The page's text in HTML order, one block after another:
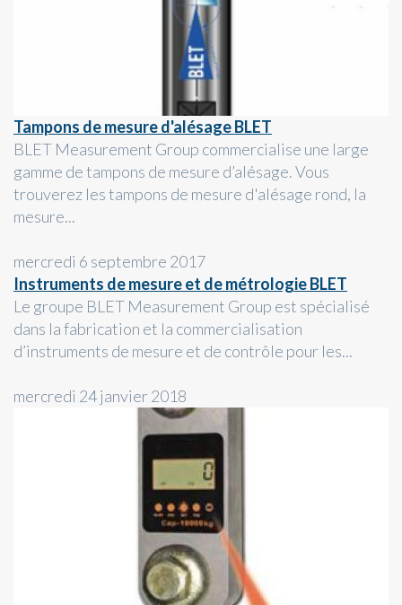
Tampons de mesure d'alésage BLET
BLET Measurement Group commercialise une large
gamme de tampons de mesure d’alésage. Vous
trouverez les tampons de mesure d'alésage rond, la
mesure...
mercredi 6 septembre 2017
Instruments de mesure et de métrologie BLET
Le groupe BLET Measurement Group est spécialisé
dans la fabrication et la commercialisation
d’instruments de mesure et de contrôle pour les...
mercredi 24 janvier 2018